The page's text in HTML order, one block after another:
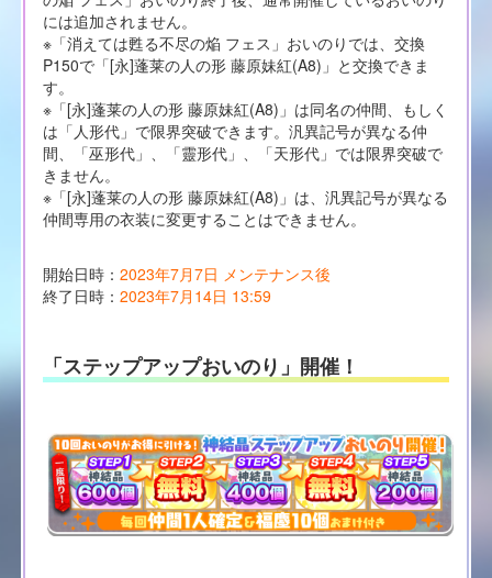
には追加されません。
※「消えては甦る不尽の焔 フェス」おいのりでは、交換
P150で「[永]蓬莱の人の形 藤原妹紅(A8)」と交換できま
す。
※「[永]蓬莱の人の形 藤原妹紅(A8)」は同名の仲間、もしく
は「人形代」で限界突破できます。汎異記号が異なる仲
間、「巫形代」、「靈形代」、「天形代」では限界突破で
きません。
※「[永]蓬莱の人の形 藤原妹紅(A8)」は、汎異記号が異なる
仲間専用の衣装に変更することはできません。
開始日時： 2023年7月7日 メンテナンス後
終了日時： 2023年7月14日 13:59
「ステップアップおいのり」開催！